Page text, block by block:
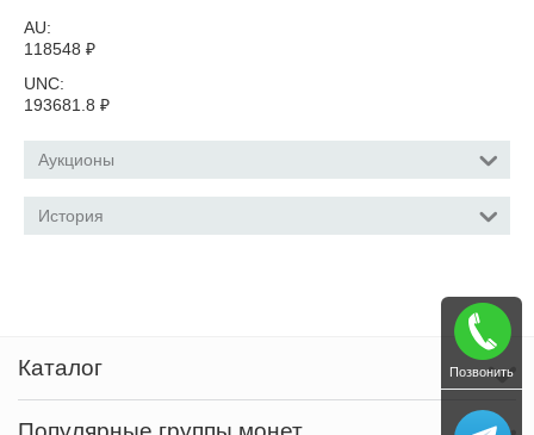
AU:
118548 ₽
UNC:
193681.8 ₽
Аукционы
История
Каталог Позвонить